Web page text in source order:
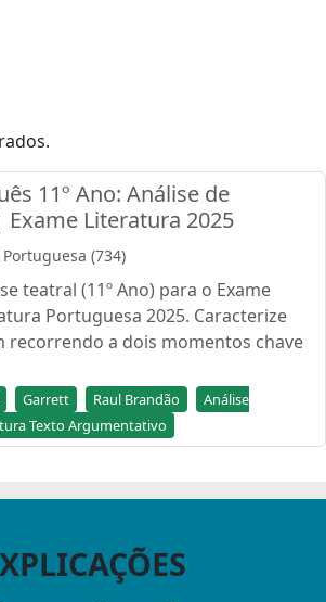
11º Ano: Análise de
Literatura 2025
(734)
teatral (11º Ano) para o Exame
Portuguesa 2025. Caracterize
recorrendo a dois momentos chave
Garrett Raul Brandão
Análise
Texto Argumentativo